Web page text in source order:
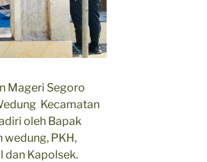
Mageri Segoro
Kecamatan
oleh Bapak
wedung, PKH,
dan Kapolsek.